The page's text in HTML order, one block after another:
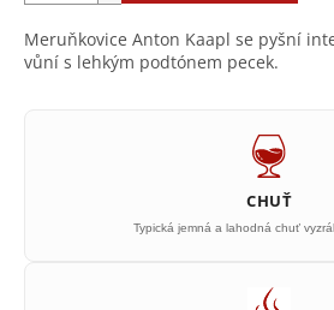
Meruňkovice Anton Kaapl se pyšní
vůní s lehkým podtónem pecek.
CHUŤ
Typická jemná a lahodná chuť